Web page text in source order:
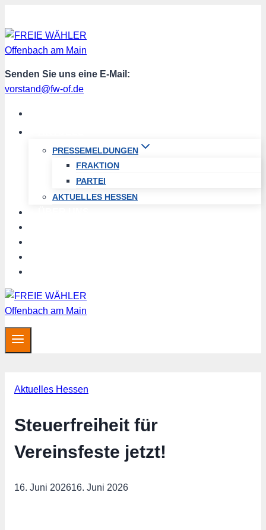
Inhalt
springen
Senden Sie uns eine E-Mail:
vorstand@fw-of.de
PRESSEMELDUNGEN
FRAKTION
PARTEI
AKTUELLES HESSEN
Aktuelles Hessen
Steuerfreiheit für
Vereinsfeste jetzt!
16. Juni 202616. Juni 2026